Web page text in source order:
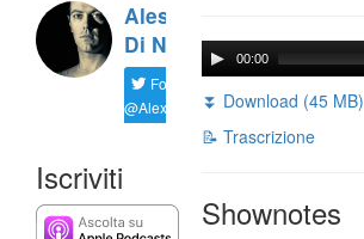
Alessandro
Di Noia
Follow
@AlexD75
Iscriviti
00:00
⏬ Download (45 MB)
📝 Trascrizione
Shownotes